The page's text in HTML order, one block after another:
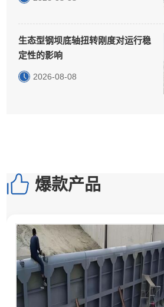
生态型钢坝底轴扭转刚度对运行稳
定性的影响
2026-08-08
爆款产品